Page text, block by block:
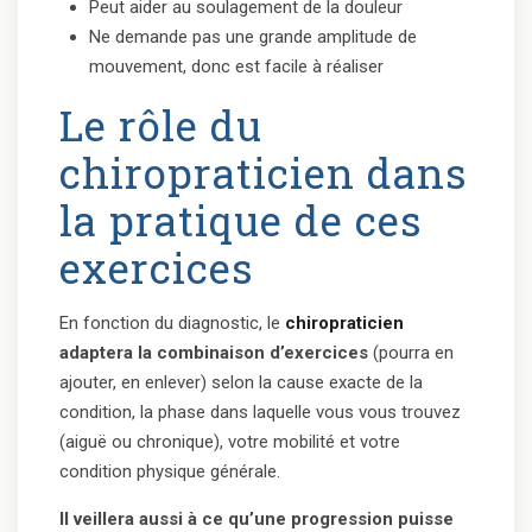
Peut aider au soulagement de la douleur
Ne demande pas une grande amplitude de
mouvement, donc est facile à réaliser
Le rôle du
chiropraticien dans
la pratique de ces
exercices
En fonction du diagnostic, le chiropraticien
adaptera la combinaison d’exercices (pourra en
ajouter, en enlever) selon la cause exacte de la
condition, la phase dans laquelle vous vous trouvez
(aiguë ou chronique), votre mobilité et votre
condition physique générale.
Il veillera aussi à ce qu’une progression puisse